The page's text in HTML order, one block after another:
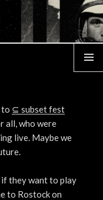
MENÜ
to ⊆ subset fest
all, who were
live. Maybe we
if they want to play
to Rostock on